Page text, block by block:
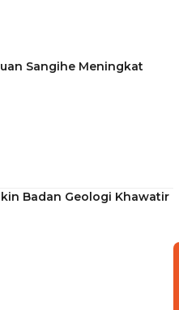
Sangihe Meningkat
Badan Geologi Khawatir